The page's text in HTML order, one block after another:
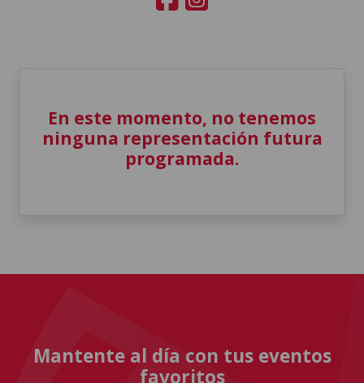
En este momento, no tenemos
ninguna representación futura
programada.
Mantente al día con tus eventos
favoritos